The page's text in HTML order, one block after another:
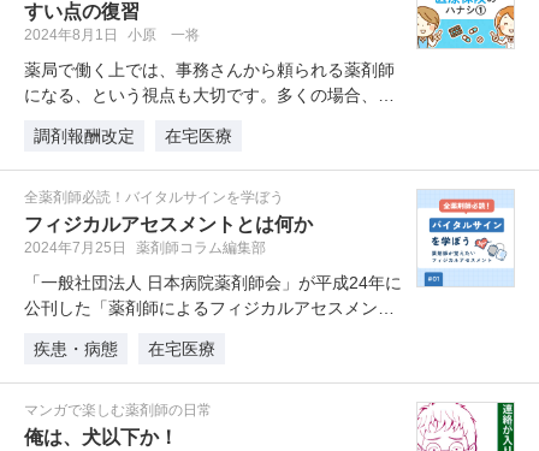
すい点の復習
2024年8月1日 小原 一将
薬局で働く上では、事務さんから頼られる薬剤師
になる、という視点も大切です。多くの場合、薬
調剤報酬改定
在宅医療
全薬剤師必読！バイタルサインを学ぼう
フィジカルアセスメントとは何か
2024年7月25日 薬剤師コラム編集部
「一般社団法人 日本病院薬剤師会」が平成24年に
公刊した「薬剤師によるフィジカルアセスメント
疾患・病態
在宅医療
マンガで楽しむ薬剤師の日常
俺は、犬以下か！